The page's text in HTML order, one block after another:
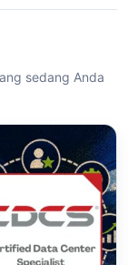
sedang Anda